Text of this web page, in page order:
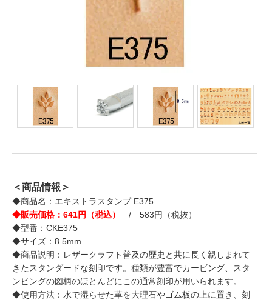
＜商品情報＞
◆商品名：エキストラスタンプ E375
◆販売価格：641円（税込）
/ 583円（税抜）
◆型番：CKE375
◆サイズ：8.5mm
◆商品説明：レザークラフト普及の歴史と共に長く親しまれて
きたスタンダードな刻印です。種類が豊富でカービング、スタ
ンピングの図柄のほとんどにこの通常刻印が用いられます。
◆使用方法：水で湿らせた革を大理石やゴム板の上に置き、刻